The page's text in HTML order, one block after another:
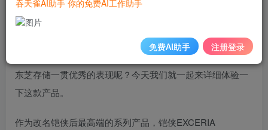
今天本站收到铠侠EXCERIA PLUS系列固态硬盘，说到铠
侠，其实它是闪存领域的龙头东芝存储改名而来。而东芝存
储作为闪存的发明者，旗下的闪存产品一直以高速、稳定获
得广大消费者的喜爱。那么作为“新”品牌的铠侠，能否保持
东芝存储一贯优秀的表现呢？今天我们就一起来详细体验一
下这款产品。
作为改名铠侠后最高端的系列产品，铠侠EXCERIA
吞天雀AI助手 你的免费AI工作助手
免费AI助手 注册登录